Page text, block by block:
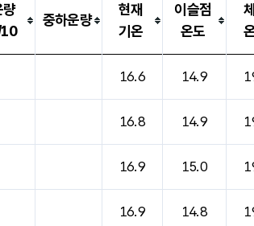
량
중하운량
현재
기온
이슬점
온도
16.6 14.9
16.8 14.9
16.9 15.0
16.9 14.8